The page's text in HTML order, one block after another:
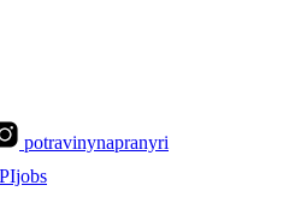
potravinynapranyri